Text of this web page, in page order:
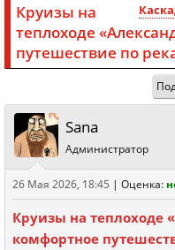
Круизы на
теплоходе
путешествие по
Sana
Администратор
26 Мая 2026, 18:45 | Оценка:
Круизы на теплоходе
комфортное